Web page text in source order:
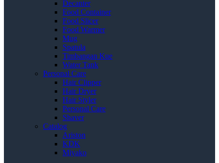
Decanter
Food Container
Food Slicer
Food Warmer
Mug
Spatula
Timbangan Kue
Water Tank
Personal Care
Hair Clipper
Hair Dryer
Hair Styler
Personal Care
Shaver
Catalog
Ariston
KDK
Miyako